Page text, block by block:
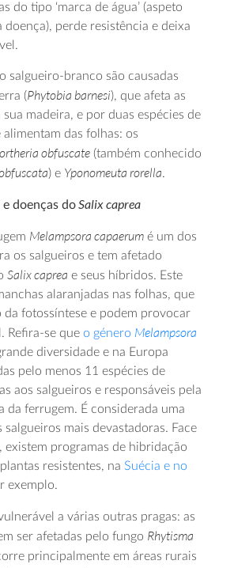
do tipo ‘marca de água’ (aspeto
doença), perde resistência e deixa
salgueiro-branco são causadas
(Phytobia barnesi), que afeta as
madeira, e por duas espécies de
alimentam das folhas: os
obfuscate (também conhecido
) e Yponomeuta rorella.
doenças doSalix caprea
Melampsora capaerum é um dos
os salgueiros e tem afetado
Salix caprea e seus híbridos. Este
alaranjadas nas folhas, que
da fotossíntese e podem provocar
Refira-se que o género Melampsora
diversidade e na Europa
pelo menos 11 espécies de
aos salgueiros e responsáveis pela
da ferrugem. É considerada uma
salgueiros mais devastadoras. Face
existem programas de hibridação
resistentes, na Suécia e no
exemplo.
a várias outras pragas: as
ser afetadas pelo fungo Rhytisma
principalmente em áreas rurais